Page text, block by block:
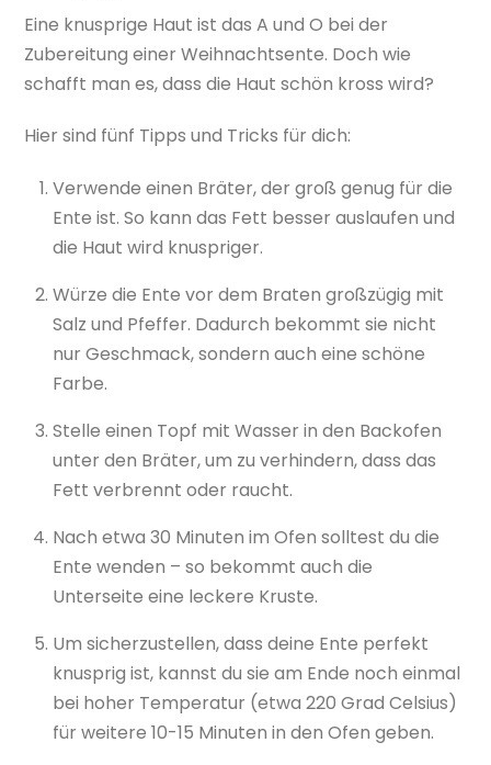
Eine knusprige Haut ist das A und O bei der
Zubereitung einer Weihnachtsente. Doch wie
schafft man es, dass die Haut schön kross wird?
Hier sind fünf Tipps und Tricks für dich:
Verwende einen Bräter, der groß genug für die
Ente ist. So kann das Fett besser auslaufen und
die Haut wird knuspriger.
Würze die Ente vor dem Braten großzügig mit
Salz und Pfeffer. Dadurch bekommt sie nicht
nur Geschmack, sondern auch eine schöne
Farbe.
Stelle einen Topf mit Wasser in den Backofen
unter den Bräter, um zu verhindern, dass das
Fett verbrennt oder raucht.
Nach etwa 30 Minuten im Ofen solltest du die
Ente wenden – so bekommt auch die
Unterseite eine leckere Kruste.
Um sicherzustellen, dass deine Ente perfekt
knusprig ist, kannst du sie am Ende noch einmal
bei hoher Temperatur (etwa 220 Grad Celsius)
für weitere 10-15 Minuten in den Ofen geben.